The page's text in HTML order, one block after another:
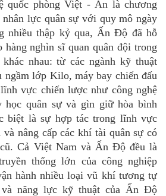
quốc phòng Việt - Ấn là chương
lực quân sự với quy mô ngày
nhiều thập kỷ qua, Ấn Độ đã hỗ
nghìn sĩ quan quân đội trong
khác nhau: từ các ngành kỹ thuật
ngầm lớp Kilo, máy bay chiến đấu
vực chiến lược như công nghệ
học quân sự và gìn giữ hòa bình
biệt là sự hợp tác trong lĩnh vực
và nâng cấp các khí tài quân sự có
cũ. Cả Việt Nam và Ấn Độ đều là
thống lớn của công nghiệp
hành nhiều loại vũ khí tương tự
và năng lực kỹ thuật của Ấn Độ